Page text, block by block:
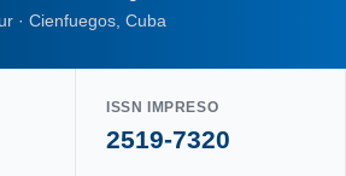
· Cienfuegos, Cuba
ISSN IMPRESO
2519-7320